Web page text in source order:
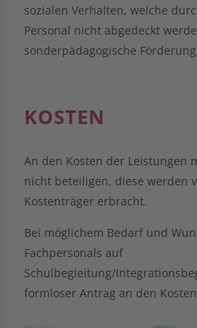
sozialen Verhalten, welche
Personal nicht abgedeckt
sonderpädagogische
KOSTEN
An den Kosten der Leistungen
nicht beteiligen, diese werden
Kostenträger erbracht.
Bei möglichem Bedarf und
Fachpersonals auf
Schulbegleitung/
formloser Antrag an den